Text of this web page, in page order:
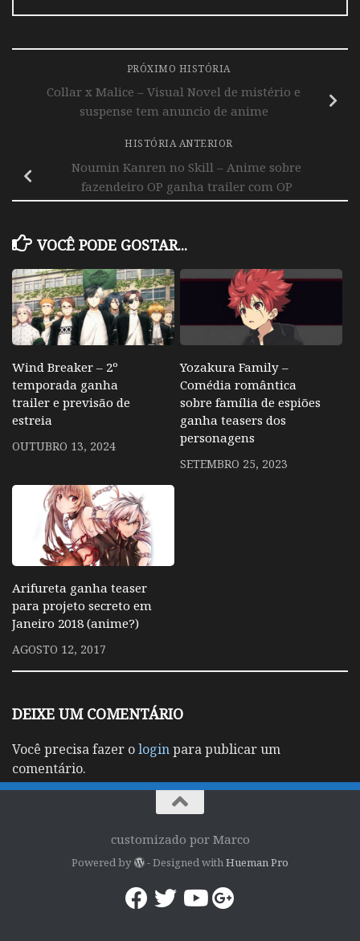
PRÓXIMO HISTÓRIA
Collar x Malice – Visual Novel de mistério e
suspense tem anuncio de anime
HISTÓRIA ANTERIOR
Noumin Kanren no Skill – Anime sobre
fazendeiro OP ganha trailer com OP
VOCÊ PODE GOSTAR...
Wind Breaker – 2º
temporada ganha
trailer e previsão de
estreia
OUTUBRO 13, 2024
Yozakura Family –
Comédia romântica
sobre família de espiões
ganha teasers dos
personagens
SETEMBRO 25, 2023
Arifureta ganha teaser
para projeto secreto em
Janeiro 2018 (anime?)
AGOSTO 12, 2017
DEIXE UM COMENTÁRIO
Você precisa fazer ologinpara publicar um
comentário.
customizado por Marco
Powered by - Designed withHueman Pro